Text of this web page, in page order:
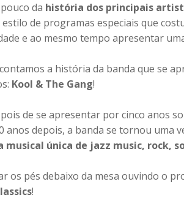
da história dos principais
de programas especiais que
e ao mesmo tempo apresentar
a história da banda que se
Kool & The Gang!
de se apresentar por cinco anos
anos depois, a banda se tornou uma
musical única de jazz music, rock,
os pés debaixo da mesa ouvindo o
!